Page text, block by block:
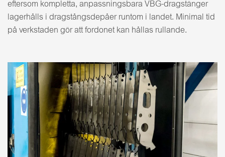
eftersom kompletta, anpassningsbara VBG-dragstänger
lagerhålls i dragstångsdepåer runtom i landet. Minimal tid
på verkstaden gör att fordonet kan hållas rullande.